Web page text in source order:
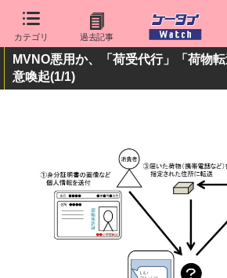
カテゴリ 過去記事
MVNO悪用か、「荷受代行」「荷物
意喚起(1/1)